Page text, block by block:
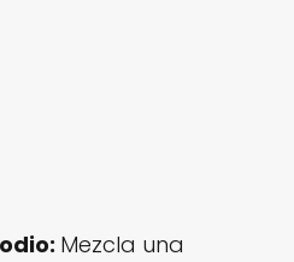
Mezcla una